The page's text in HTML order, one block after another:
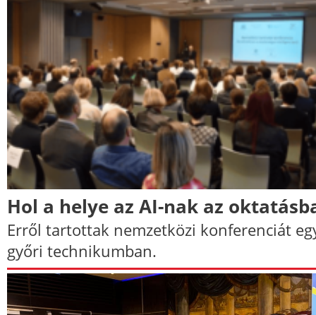
Hol a helye az AI-nak az
Erről tartottak nemzetközi konferenciát
győri technikumban.